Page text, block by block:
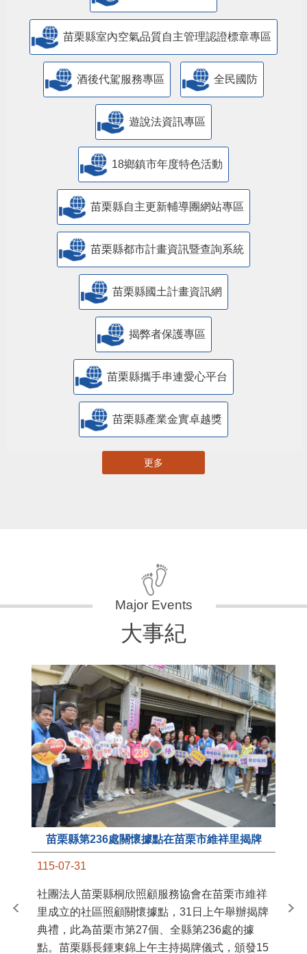
苗栗縣室內空氣品質自主管理認證標章專區
酒後代駕服務專區 全民國防
遊說法資訊專區
18鄉鎮市年度特色活動
苗栗縣自主更新輔導團網站專區
苗栗縣都市計畫資訊暨查詢系統
苗栗縣國土計畫資訊網
揭弊者保護專區
苗栗縣攜手串連愛心平台
苗栗縣產業金實卓越獎
更多
大事紀
苗栗縣第236處關懷據點在苗栗市維祥里揭牌
115-07-31
社團法人苗栗縣桐欣照顧服務協會在苗栗市維祥
里成立的社區照顧關懷據點，31日上午舉辦揭牌
典禮，此為苗栗市第27個、全縣第236處的據
點。苗栗縣長鍾東錦上午主持揭牌儀式，頒發15
苗